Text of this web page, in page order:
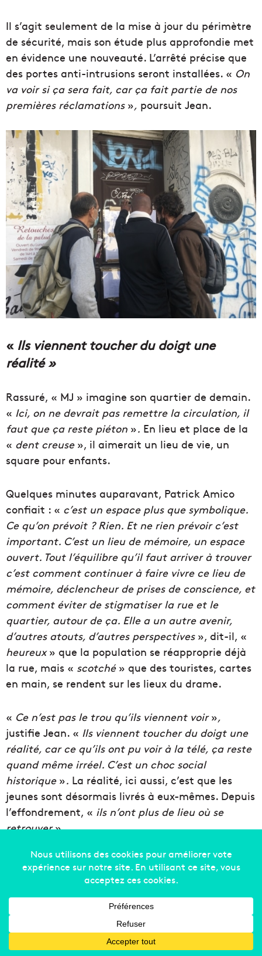
Il s’agit seulement de la mise à jour du périmètre
de sécurité, mais son étude plus approfondie met
en évidence une nouveauté. L’arrêté précise que
des portes anti-intrusions seront installées. « On
va voir si ça sera fait, car ça fait partie de nos
premières réclamations », poursuit Jean.
«Ils viennent toucher du doigt une
réalité »
Rassuré, « MJ » imagine son quartier de demain.
« Ici, on ne devrait pas remettre la circulation, il
faut que ça reste piéton ». En lieu et place de la
« dent creuse », il aimerait un lieu de vie, un
square pour enfants.
Quelques minutes auparavant, Patrick Amico
confiait : « c’est un espace plus que symbolique.
Ce qu’on prévoit ? Rien. Et ne rien prévoir c’est
important. C’est un lieu de mémoire, un espace
ouvert. Tout l’équilibre qu’il faut arriver à trouver
c’est comment continuer à faire vivre ce lieu de
mémoire, déclencheur de prises de conscience, et
comment éviter de stigmatiser la rue et le
quartier, autour de ça. Elle a un autre avenir,
d’autres atouts, d’autres perspectives », dit-il, «
heureux» que la population se réapproprie déjà
la rue, mais « scotché » que des touristes, cartes
en main, se rendent sur les lieux du drame.
« Ce n’est pas le trou qu’ils viennent voir»,
justifie Jean. « Ils viennent toucher du doigt une
réalité, car ce qu’ils ont pu voir à la télé, ça reste
quand même irréel. C’est un choc social
historique ». La réalité, ici aussi, c’est que les
jeunes sont désormais livrés à eux-mêmes. Depuis
l’effondrement, « ils n’ont plus de lieu où se
retrouver».